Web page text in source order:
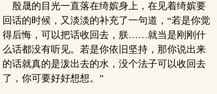
殷晟的目光一直落在绮嫔身上，在见着绮嫔要
回话的时候，又淡淡的补充了一句道，“若是你觉
得后悔，可以把话收回去，朕……就当是刚刚什
么话都没有听见。若是你依旧坚持，那你说出来
的话就真的是泼出去的水，没个法子可以收回去
了，你可要好好想想。”